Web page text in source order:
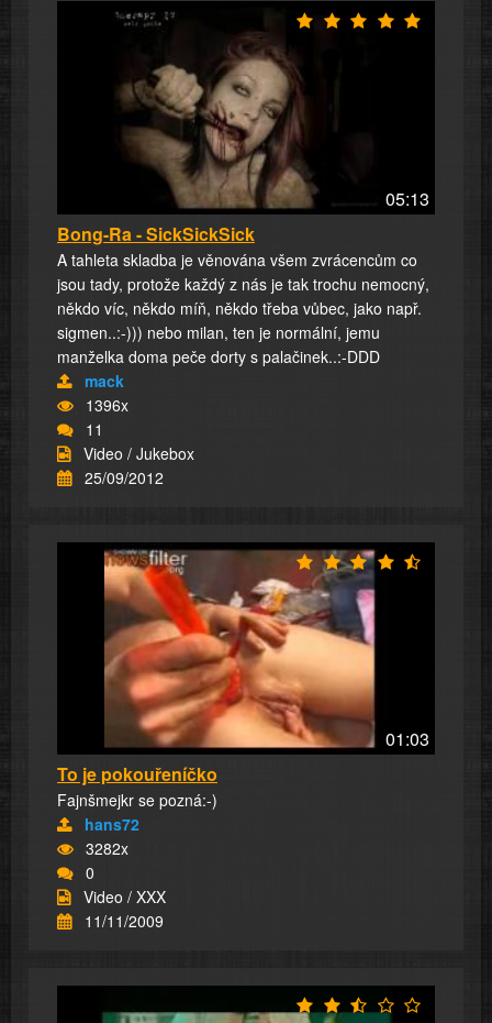
05:13
Bong-Ra - SickSickSick
A tahleta skladba je věnována všem zvrácencům co
jsou tady, protože každý z nás je tak trochu nemocný,
někdo víc, někdo míň, někdo třeba vůbec, jako např.
sigmen..:-))) nebo milan, ten je normální, jemu
manželka doma peče dorty s palačinek..:-DDD
mack
1396x
11
Video / Jukebox
25/09/2012
01:03
To je pokouřeníčko
Fajnšmejkr se pozná:-)
hans72
3282x
0
Video / XXX
11/11/2009